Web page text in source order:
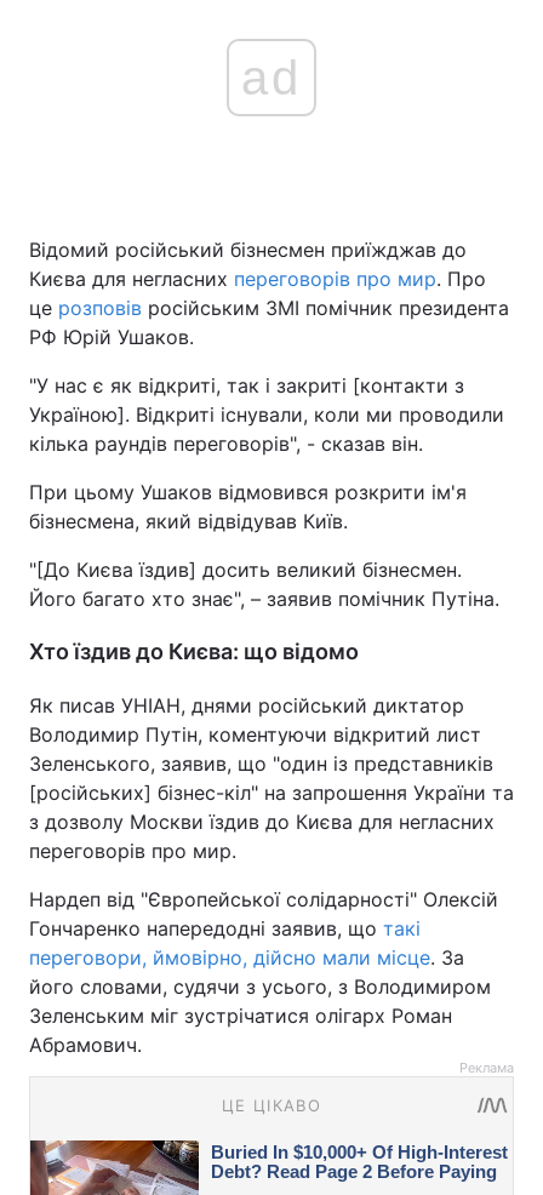
ad
Відомий російський бізнесмен приїжджав до
Києва для негласних переговорів про мир. Про
це розповів російським ЗМІ помічник президента
РФ Юрій Ушаков.
"У нас є як відкриті, так і закриті [контакти з
Україною]. Відкриті існували, коли ми проводили
кілька раундів переговорів", - сказав він.
При цьому Ушаков відмовився розкрити ім'я
бізнесмена, який відвідував Київ.
"[До Києва їздив] досить великий бізнесмен.
Його багато хто знає", – заявив помічник Путіна.
Хто їздив до Києва: що відомо
Як писав УНІАН, днями російський диктатор
Володимир Путін, коментуючи відкритий лист
Зеленського, заявив, що "один із представників
[російських] бізнес-кіл" на запрошення України та
з дозволу Москви їздив до Києва для негласних
переговорів про мир.
Нардеп від "Європейської солідарності" Олексій
Гончаренко напередодні заявив, що такі
переговори, ймовірно, дійсно мали місце. За
його словами, судячи з усього, з Володимиром
Зеленським міг зустрічатися олігарх Роман
Абрамович.
Реклама